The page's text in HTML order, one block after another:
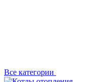
Все категории